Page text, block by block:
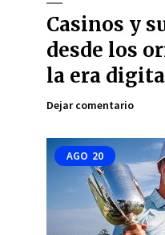
Casinos y
desde los
la era
Dejar comentario
AGO 20